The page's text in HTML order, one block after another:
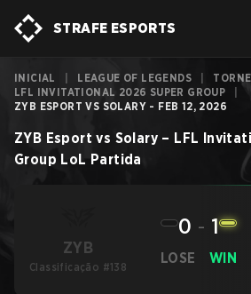
STRAFE ESPORTS
INICIAL LEAGUE OF LEGENDS
LFL INVITATIONAL 2026 SUPER GROUP
ZYB ESPORT VS SOLARY - FEB 12, 2026
ZYB Esport vs Solary – LFL
Group LoL Partida
ZYB
Classificação #138
LOSE
0 - 1
WIN